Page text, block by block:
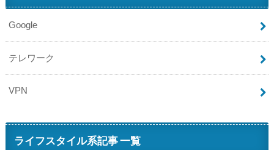
Google
テレワーク
VPN
ライフスタイル系記事 一覧